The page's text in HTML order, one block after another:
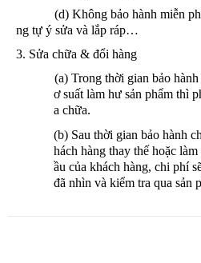
(d) Không bảo hành miễn
ng tự ý sửa và lắp ráp…
3. Sửa chữa & đổi hàng
(a) Trong thời gian bảo
ơ suất làm hư sản phẩm thì
a chữa.
(b) Sau thời gian bảo hành
hách hàng thay thế hoặc
ầu của khách hàng, chi phí
đã nhìn và kiểm tra qua sản